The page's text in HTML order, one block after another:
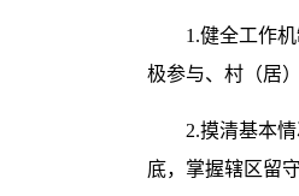
1.健全工作
极参与、村（居
2.摸清基本
底，掌握辖区留